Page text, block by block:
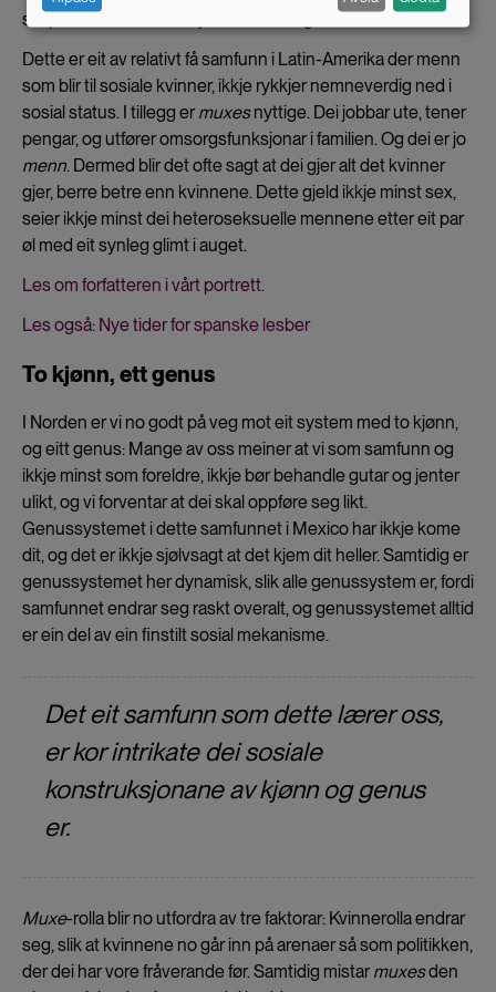
skapt ein habitus som sjølvbevisste og sterke.
Dette er eit av relativt få samfunn i Latin-Amerika der menn
som blir til sosiale kvinner, ikkje rykkjer nemneverdig ned i
sosial status. I tillegg ermuxesnyttige. Dei jobbar ute, tener
pengar, og utfører omsorgsfunksjonar i familien. Og dei er jo
menn. Dermed blir det ofte sagt at dei gjer alt det kvinner
gjer, berre betre enn kvinnene. Dette gjeld ikkje minst sex,
seier ikkje minst dei heteroseksuelle mennene etter eit par
øl med eit synleg glimt i auget.
Les om forfatteren i vårt portrett.
Les også: Nye tider for spanske lesber
To kjønn, ett genus
I Norden er vi no godt på veg mot eit system med to kjønn,
og eitt genus: Mange av oss meiner at vi som samfunn og
ikkje minst som foreldre, ikkje bør behandle gutar og jenter
ulikt, og vi forventar at dei skal oppføre seg likt.
Genussystemet i dette samfunnet i Mexico har ikkje kome
dit, og det er ikkje sjølvsagt at det kjem dit heller. Samtidig er
genussystemet her dynamisk, slik alle genussystem er, fordi
samfunnet endrar seg raskt overalt, og genussystemet alltid
er ein del av ein finstilt sosial mekanisme.
Det eit samfunn som dette lærer oss,
er kor intrikate dei sosiale
konstruksjonane av kjønn og genus
er.
Muxe-rolla blir no utfordra av tre faktorar: Kvinnerolla endrar
seg, slik at kvinnene no går inn på arenaer så som politikken,
der dei har vore fråverande før. Samtidig mistarmuxesden
data
and
cookies